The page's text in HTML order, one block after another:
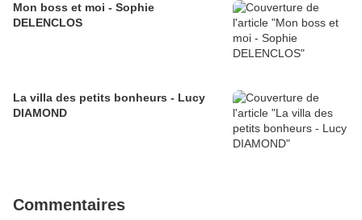
Mon boss et moi - Sophie
DELENCLOS
La villa des petits bonheurs - Lucy
DIAMOND
Commentaires